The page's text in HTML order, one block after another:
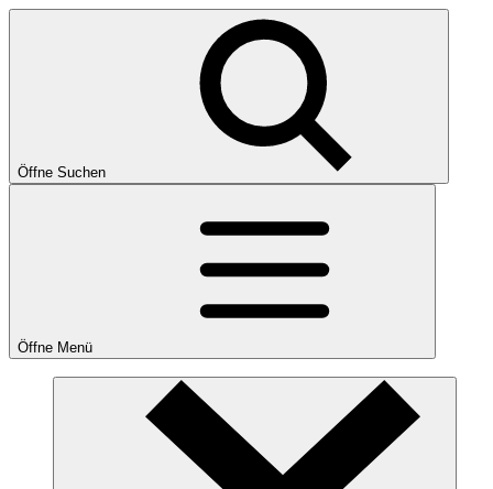
Öffne Suchen
Öffne Menü